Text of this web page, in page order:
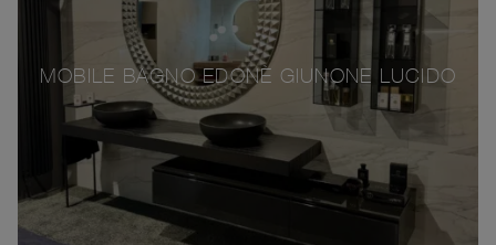
MOBILE BAGNO EDONÈ GIUNONE LUCIDO